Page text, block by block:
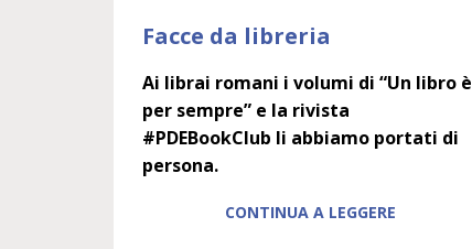
Facce da libreria
Ai librai romani i volumi di “Un libro è
per sempre” e la rivista
#PDEBookClub li abbiamo portati di
persona.
CONTINUA A LEGGERE